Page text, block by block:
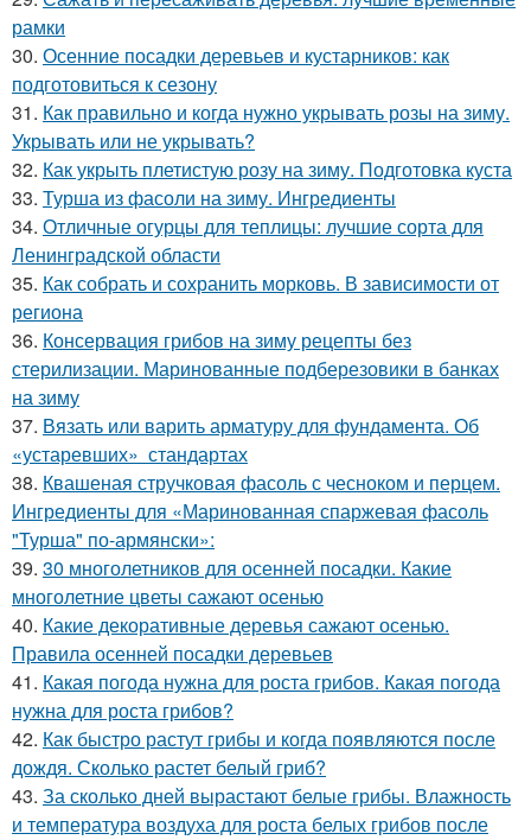
рамки
30. Осенние посадки деревьев и кустарников: как
подготовиться к сезону
31. Как правильно и когда нужно укрывать розы на зиму.
Укрывать или не укрывать?
32. Как укрыть плетистую розу на зиму. Подготовка куста
33. Турша из фасоли на зиму. Ингредиенты
34. Отличные огурцы для теплицы: лучшие сорта для
Ленинградской области
35. Как собрать и сохранить морковь. В зависимости от
региона
36. Консервация грибов на зиму рецепты без
стерилизации. Маринованные подберезовики в банках
на зиму
37. Вязать или варить арматуру для фундамента. Об
«устаревших» стандартах
38. Квашеная стручковая фасоль с чесноком и перцем.
Ингредиенты для «Маринованная спаржевая фасоль
"Турша" по-армянски»:
39. 30 многолетников для осенней посадки. Какие
многолетние цветы сажают осенью
40. Какие декоративные деревья сажают осенью.
Правила осенней посадки деревьев
41. Какая погода нужна для роста грибов. Какая погода
нужна для роста грибов?
42. Как быстро растут грибы и когда появляются после
дождя. Сколько растет белый гриб?
43. За сколько дней вырастают белые грибы. Влажность
и температура воздуха для роста белых грибов после